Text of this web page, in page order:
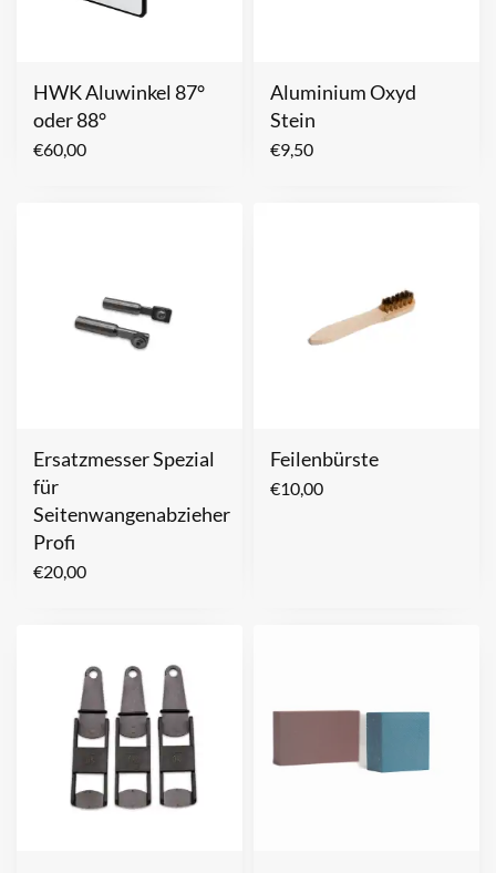
HWK Aluwinkel 87°
oder 88°
€60,00
Aluminium Oxyd
Stein
€9,50
Ersatzmesser Spezial
für
Seitenwangenabzieher
Profi
€20,00
Feilenbürste
€10,00